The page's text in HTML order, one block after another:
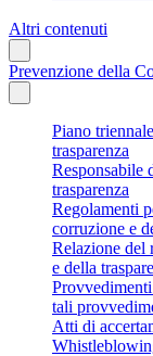
Altri contenuti
Prevenzione della
Piano
trasparenza
Responsabile
trasparenza
Regolamenti
corruzione e
Relazione del
e della
tali
Atti di